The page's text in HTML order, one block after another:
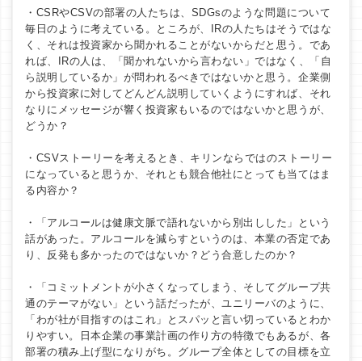
・CSRやCSVの部署の人たちは、SDGsのような問題について
毎日のように考えている。ところが、IRの人たちはそうではな
く、それは投資家から聞かれることがないからだと思う。であ
れば、IRの人は、「聞かれないから言わない」ではなく、「自
ら説明しているか」が問われるべきではないかと思う。企業側
から投資家に対してどんどん説明していくようにすれば、それ
なりにメッセージが響く投資家もいるのではないかと思うが、
どうか？
・CSVストーリーを考えるとき、キリンならではのストーリー
になっていると思うか、それとも競合他社にとっても当てはま
る内容か？
・「アルコールは健康文脈で語れないから別出しした」という
話があった。アルコールを減らすというのは、本業の否定であ
り、反発も多かったのではないか？どう合意したのか？
・「コミットメントが小さくなってしまう、そしてグループ共
通のテーマがない」という話だったが、ユニリーバのように、
「わが社が目指すのはこれ」とスパッと言い切っているとわか
りやすい。日本企業の事業計画の作り方の特徴でもあるが、各
部署の積み上げ型になりがち。グループ全体としての目標を立